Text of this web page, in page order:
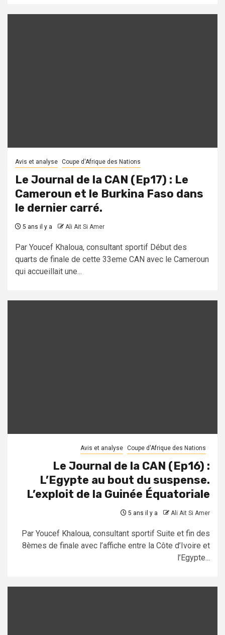
Avis et analyse Coupe d'Afrique des Nations
Le Journal de la CAN (Ep17) : Le
Cameroun et le Burkina Faso dans
le dernier carré.
5 ans il y a Ali Ait Si Amer
Par Youcef Khaloua, consultant sportif Début des
quarts de finale de cette 33eme CAN avec le Cameroun
qui accueillait une...
Avis et analyse Coupe d'Afrique des Nations
Le Journal de la CAN (Ep16) :
L’Egypte au bout du suspense.
L’exploit de la Guinée Équatoriale
5 ans il y a Ali Ait Si Amer
Par Youcef Khaloua, consultant sportif Suite et fin des
8èmes de finale avec l’affiche entre la Côte d’Ivoire et
l’Egypte...